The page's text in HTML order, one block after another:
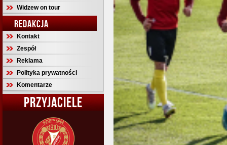
Widzew on tour
REDAKCJA
Kontakt
Zespół
Reklama
Polityka prywatności
Komentarze
PRZYJACIELE